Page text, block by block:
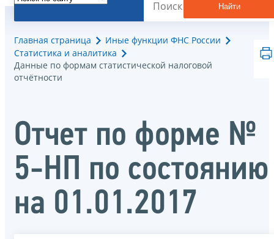
Найти
Главная страница
Иные функции ФНС России
Статистика и аналитика
Данные по формам статистической налоговой
отчётности
Отчет по форме №
5-НП по состоянию
на 01.01.2017